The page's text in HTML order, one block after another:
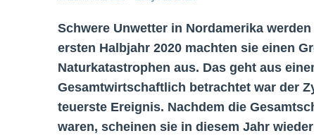
Schwere Unwetter in Nordamerika
ersten Halbjahr 2020 machten sie einen
Naturkatastrophen aus. Das geht aus
Gesamtwirtschaftlich betrachtet war der
teuerste Ereignis. Nachdem die
waren, scheinen sie in diesem Jahr